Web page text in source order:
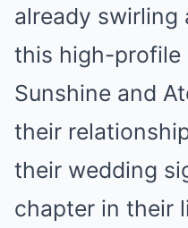
already
this high-profile
Sunshine and
their
their wedding
chapter in their